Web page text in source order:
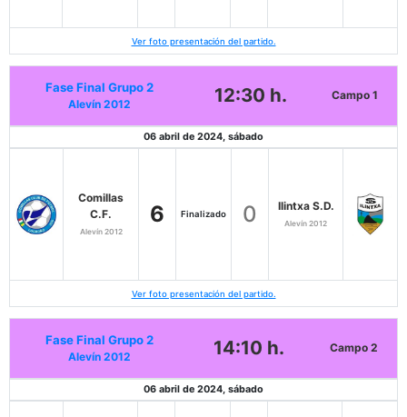
Ver foto presentación del partido.
Fase Final Grupo 2
Alevín 2012 12:30 h. Campo 1
06 abril de 2024, sábado
Comillas
C.F.
Alevín 2012
6 Finalizado 0 Ilintxa S.D.
Alevín 2012
Ver foto presentación del partido.
Fase Final Grupo 2
Alevín 2012 14:10 h. Campo 2
06 abril de 2024, sábado